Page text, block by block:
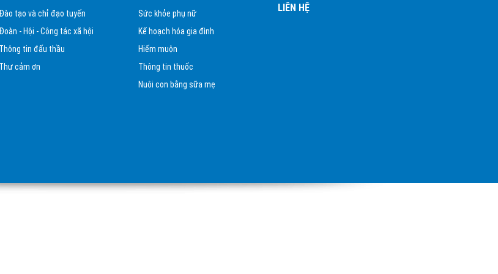
Đào tạo và chỉ đạo tuyến
Đoàn - Hội - Công tác xã hội
Thông tin đấu thầu
Thư cảm ơn
Sức khỏe phụ nữ
Kế hoạch hóa gia đình
Hiếm muộn
Thông tin thuốc
Nuôi con bằng sữa mẹ
LIÊN HỆ